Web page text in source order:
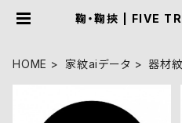
鞠・鞠挾 | FIVE
HOME 家紋aiデータ 器材紋